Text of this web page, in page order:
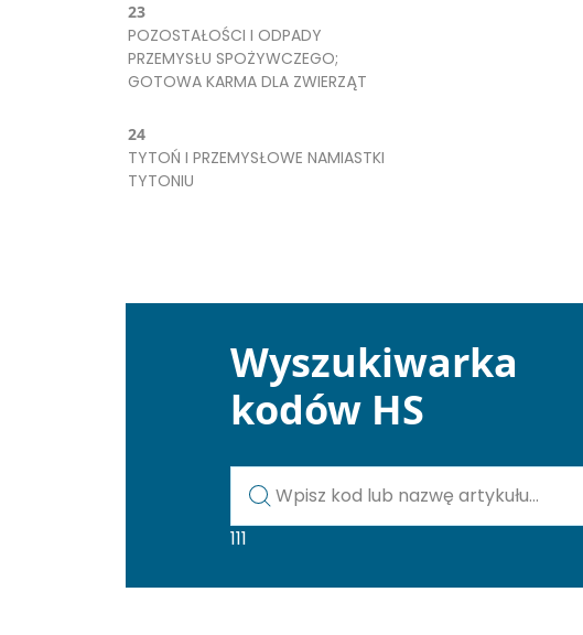
23
POZOSTAŁOŚCI I ODPADY
PRZEMYSŁU SPOŻYWCZEGO;
GOTOWA KARMA DLA ZWIERZĄT
24
TYTOŃ I PRZEMYSŁOWE NAMIASTKI
TYTONIU
Wyszukiwarka
kodów HS
111